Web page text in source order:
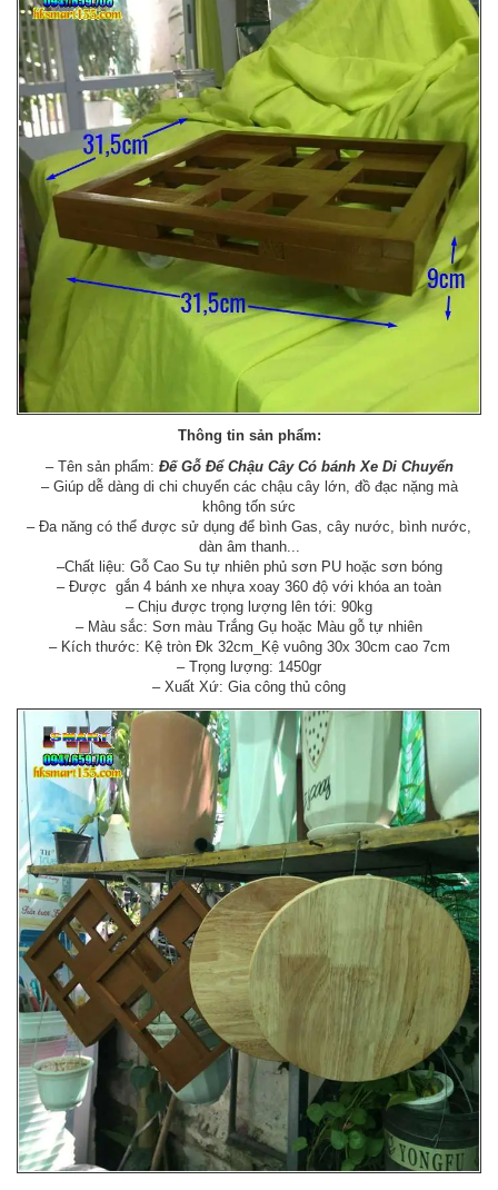
Thông tin sản phẩm:
– Tên sản phẩm: Đế Gỗ Để Chậu Cây Có bánh Xe Di Chuyển
– Giúp dễ dàng di chi chuyển các chậu cây lớn, đồ đạc nặng mà
không tốn sức
– Đa năng có thể được sử dụng để bình Gas, cây nước, bình nước,
dàn âm thanh...
–Chất liệu: Gỗ Cao Su tự nhiên phủ sơn PU hoặc sơn bóng
– Được gắn 4 bánh xe nhựa xoay 360 độ với khóa an toàn
– Chịu được trọng lượng lên tới: 90kg
– Màu sắc: Sơn màu Trắng Gụ hoặc Màu gỗ tự nhiên
– Kích thước: Kệ tròn Đk 32cm_Kệ vuông 30x 30cm cao 7cm
– Trọng lượng: 1450gr
– Xuất Xứ: Gia công thủ công